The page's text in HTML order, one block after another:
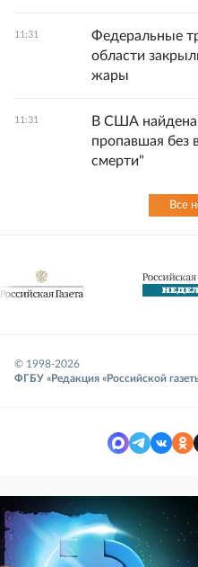
11:31
Федеральные
области
жары
11:31
В США найдена
пропавшая без
смерти"
Все
© 1998-2026
ФГБУ «Редакция «Российской